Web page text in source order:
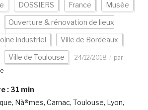
DOSSIERS France Musée
Ouverture & rénovation de lieux
industriel Ville de Bordeaux
Ville de Toulouse 24/12/2018
par
: 31 min
Nà®mes, Carnac, Toulouse, Lyon,